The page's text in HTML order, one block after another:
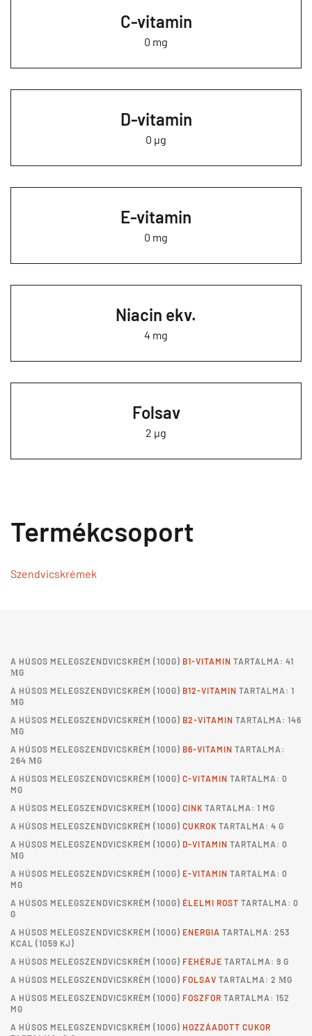
C-vitamin
0 mg
D-vitamin
0 µg
E-vitamin
0 mg
Niacin ekv.
4 mg
Folsav
2 µg
Termékcsoport
Szendvicskrémek
A HÚSOS MELEGSZENDVICSKRÉM (100G) B1-VITAMIN TARTALMA: 41
ΜG
A HÚSOS MELEGSZENDVICSKRÉM (100G) B12-VITAMIN TARTALMA: 1
ΜG
A HÚSOS MELEGSZENDVICSKRÉM (100G) B2-VITAMIN TARTALMA: 146
ΜG
A HÚSOS MELEGSZENDVICSKRÉM (100G) B6-VITAMIN TARTALMA:
264 ΜG
A HÚSOS MELEGSZENDVICSKRÉM (100G) C-VITAMIN TARTALMA: 0
MG
A HÚSOS MELEGSZENDVICSKRÉM (100G) CINK TARTALMA: 1 MG
A HÚSOS MELEGSZENDVICSKRÉM (100G) CUKROK TARTALMA: 4 G
A HÚSOS MELEGSZENDVICSKRÉM (100G) D-VITAMIN TARTALMA: 0
ΜG
A HÚSOS MELEGSZENDVICSKRÉM (100G) E-VITAMIN TARTALMA: 0
MG
A HÚSOS MELEGSZENDVICSKRÉM (100G) ÉLELMI ROST TARTALMA: 0
G
A HÚSOS MELEGSZENDVICSKRÉM (100G) ENERGIA TARTALMA: 253
KCAL (1059 KJ)
A HÚSOS MELEGSZENDVICSKRÉM (100G) FEHÉRJE TARTALMA: 9 G
A HÚSOS MELEGSZENDVICSKRÉM (100G) FOLSAV TARTALMA: 2 ΜG
A HÚSOS MELEGSZENDVICSKRÉM (100G) FOSZFOR TARTALMA: 152
MG
A HÚSOS MELEGSZENDVICSKRÉM (100G) HOZZÁADOTT CUKOR